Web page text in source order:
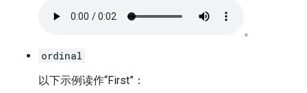
。
ordinal
以下示例读作“First”：